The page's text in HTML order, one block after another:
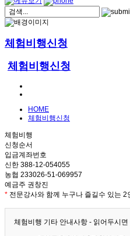
체험비행신청
체험비행신청
HOME
체험비행신청
체험비행
신청순서
입금계좌번호
신한 388-12-054055
농협 233026-51-069957
예금주 권창진
* 전문강사와 함께 누구나 즐길수 있는 2
체험비행 기타 안내사항 - 읽어두시